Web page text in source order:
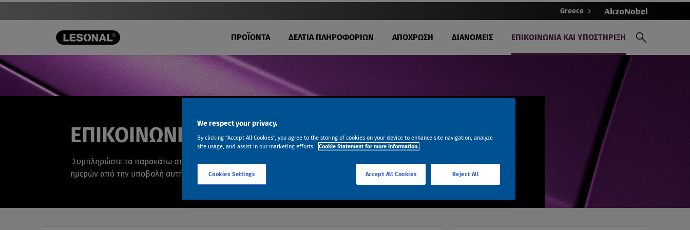
Greece
ΠΡΟΪΟΝΤΑ ΔΕΛΤΙΑ ΠΛΗΡΟΦΟΡΙΩΝ ΑΠΟΧΡΩΣΗ ΔΙΑΝΟΜΕΙΣ ΕΠΙΚΟΙΝΩΝΙΑ ΚΑΙ ΥΠΟΣΤΗΡΙΞΗ
ΕΠΙΚΟΙΝΩΝΙΑ ΚΑΙ ΥΠΟΣΤΗΡΙΞΗ
Συμπληρώστε τα παρακάτω στοιχεία για να υποβάλετε το αίτημά σας. Θα επικοινωνήσουμε μαζί σας εντός δύο εργάσιμων
ημερών από την υποβολή αυτής της φόρμας.
We respect your privacy.
By clicking “Accept All Cookies”, you agree to the storing of cookies on your device to enhance site navigation, analyze
site usage, and assist in our marketing efforts.
Cookie Statement for more information.
Cookies Settings Reject All
Accept All Cookies